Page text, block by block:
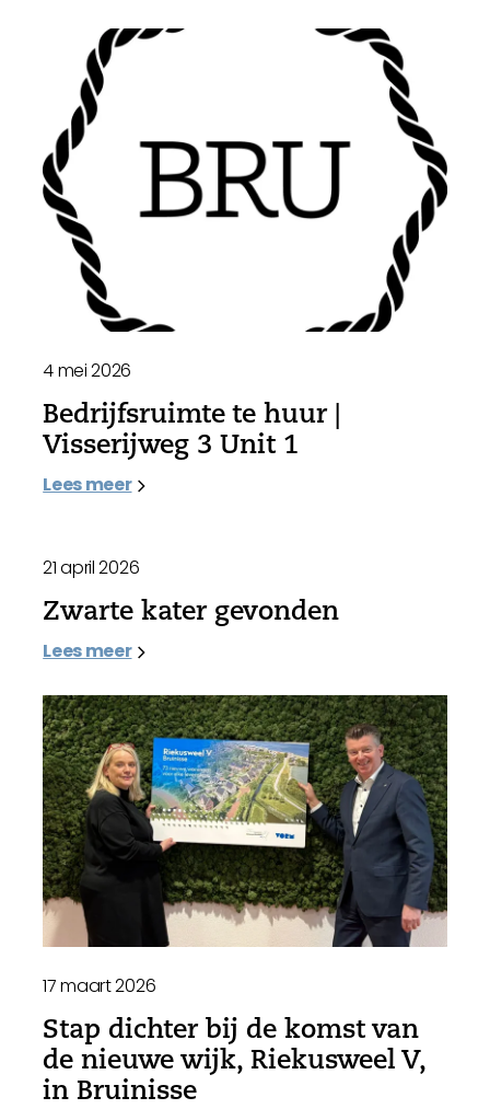
4 mei 2026
Bedrijfsruimte te huur |
Visserijweg 3 Unit 1
Lees meer
21 april 2026
Zwarte kater gevonden
Lees meer
17 maart 2026
Stap dichter bij de komst van
de nieuwe wijk, Riekusweel V,
in Bruinisse